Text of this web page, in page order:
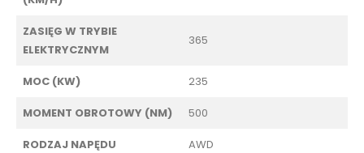
ZASIĘG W TRYBIE
ELEKTRYCZNYM
365
MOC (KW) 235
MOMENT OBROTOWY (NM) 500
RODZAJ NAPĘDU AWD